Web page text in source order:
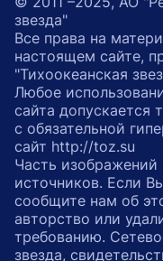
звезда"
Все права на
настоящем сайте,
"Тихоокеанская
Любое
сайта допускается
с обязательной
сайт http://toz.su
Часть
источников. Если
сообщите нам об
авторство или
требованию.
звезда,